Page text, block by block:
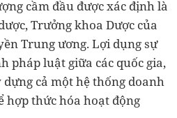
cầm đầu được xác định là
Trưởng khoa Dược của
Trung ương. Lợi dụng sự
pháp luật giữa các quốc gia,
cả một hệ thống doanh
hợp thức hóa hoạt động